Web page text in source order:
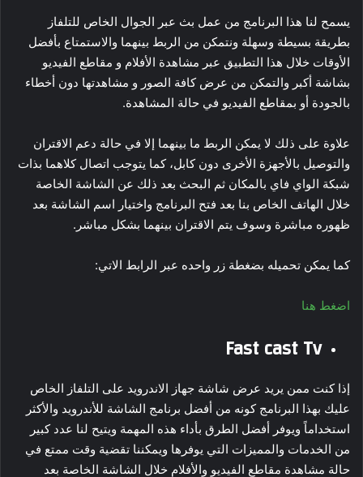
يسمح لنا هذا البرنامج من عمل بث عبر الجوال الخاص للتلفاز
بطريقة بسيطة وسهلة ونتمكن من الربط بينهما والاستمتاع بأفضل
الأوقات خلال هذا التطبيق عبر مشاهدة الأفلام و مقاطع الفيديو
بشاشة أكبر والتمكن من عرض كافة الصور و مشاهدتها دون أخطاء
بالجودة أو بمقاطع الفيديو في حالة المشاهدة.
علاوة على ذلك لا يمكن الربط ما بينهما إلا في حالة دعم الاقتران
والتوصيل بالأجهزة الأخرى دون كابل، كما يتوجب اتصال كلاهما بذات
شبكة الواي فاي بالمكان ثم البحث بعد ذلك عن الشاشة الخاصة
خلال الهاتف الخاص بنا بعد فتح البرنامج واختيار اسم الشاشة بعد
ظهوره مباشرة وسوف يتم الاقتران بينهما بشكل مباشر.
كما يمكن تحميله بضغطة زر واحده عبر الرابط الاتي:
اضغط هنا
Fast cast Tv
إذا كنت ممن يريد عرض شاشة جهاز الاندرويد على التلفاز الخاص
عليك بهذا البرنامج كونه من أفضل برنامج الشاشة للأندرويد والأكثر
استخداماً ويوفر أفضل الطرق بأداء هذه المهمة ويتيح لنا عدد كبير
من الخدمات والمميزات التي يوفرها ويمكننا تقضية وقت ممتع في
حالة مشاهدة مقاطع الفيديو والأفلام خلال الشاشة الخاصة بعد